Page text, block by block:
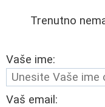
Trenutno
Vaše ime:
Vaš email: